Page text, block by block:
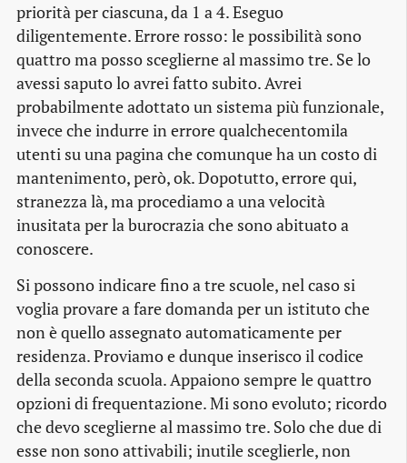
priorità per ciascuna, da 1 a 4. Eseguo
diligentemente. Errore rosso: le possibilità sono
quattro ma posso sceglierne al massimo tre. Se lo
avessi saputo lo avrei fatto subito. Avrei
probabilmente adottato un sistema più funzionale,
invece che indurre in errore qualchecentomila
utenti su una pagina che comunque ha un costo di
mantenimento, però, ok. Dopotutto, errore qui,
stranezza là, ma procediamo a una velocità
inusitata per la burocrazia che sono abituato a
conoscere.
Si possono indicare fino a tre scuole, nel caso si
voglia provare a fare domanda per un istituto che
non è quello assegnato automaticamente per
residenza. Proviamo e dunque inserisco il codice
della seconda scuola. Appaiono sempre le quattro
opzioni di frequentazione. Mi sono evoluto; ricordo
che devo sceglierne al massimo tre. Solo che due di
esse non sono attivabili; inutile sceglierle, non